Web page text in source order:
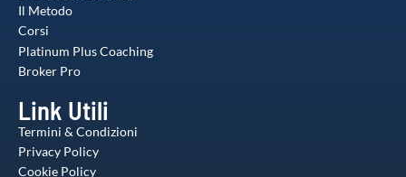
Il Metodo
Corsi
Platinum Plus Coaching
Broker Pro
Link Utili
Termini & Condizioni
Privacy Policy
Cookie Policy